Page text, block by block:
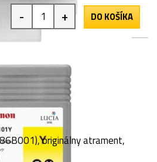
- + DO KOŠÍKA
originálny atrament,